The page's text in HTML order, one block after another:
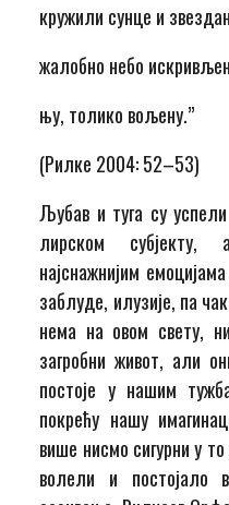
кружили сунце и
жалобно небо
њу, толико вољену.”
(Рилке 2004: 52–53)
Љубав и туга су
лирском
најснажнијим
заблуде, илузије, па
нема на овом свету,
загробни живот, али
постоје у нашим
покрећу нашу
више нисмо сигурни у
волели и